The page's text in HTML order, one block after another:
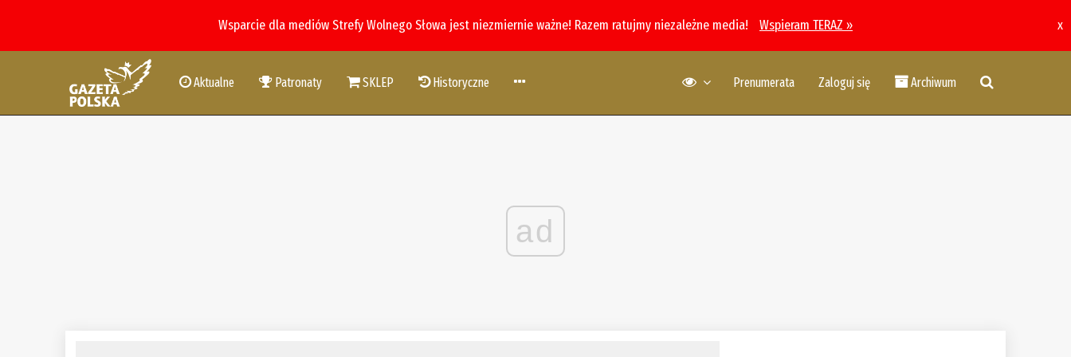
Wsparcie dla mediów Strefy Wolnego Słowa jest niezmiernie ważne! Razem ratujmy niezależne media! Wspieram TERAZ » x
Aktualne Patronaty SKLEP Historyczne Prenumerata Zaloguj się Archiwum
ad